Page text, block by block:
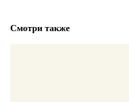
Смотри также